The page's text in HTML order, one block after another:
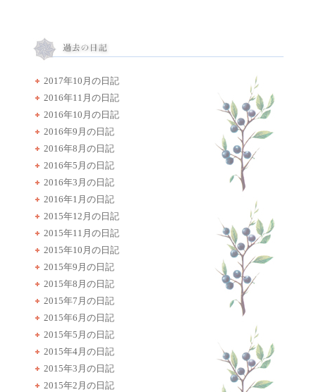
2017年10月の日記
2016年11月の日記
2016年10月の日記
2016年9月の日記
2016年8月の日記
2016年5月の日記
2016年3月の日記
2016年1月の日記
2015年12月の日記
2015年11月の日記
2015年10月の日記
2015年9月の日記
2015年8月の日記
2015年7月の日記
2015年6月の日記
2015年5月の日記
2015年4月の日記
2015年3月の日記
2015年2月の日記